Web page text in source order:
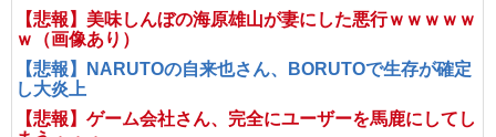
【悲報】美味しんぼの海原雄山が妻にした悪行ｗｗｗｗｗ
ｗ（画像あり）
【悲報】NARUTOの自来也さん、BORUTOで生存が確定
し大炎上
【悲報】ゲーム会社さん、完全にユーザーを馬鹿にしてし